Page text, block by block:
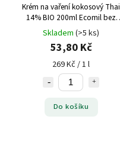
Krém na vaření kokosový Thai
14% BIO 200ml Ecomil bez
lepku
Skladem (>5 ks)
53,80 Kč
269 Kč / 1 l
Do košíku